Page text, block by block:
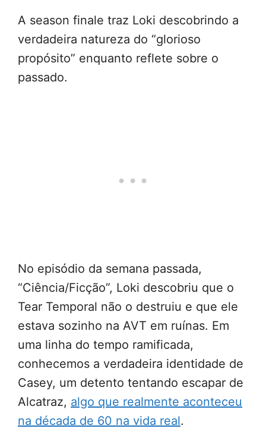
A season finale traz Loki descobrindo a
verdadeira natureza do “glorioso
propósito” enquanto reflete sobre o
passado.
No episódio da semana passada,
“Ciência/Ficção”, Loki descobriu que o
Tear Temporal não o destruiu e que ele
estava sozinho na AVT em ruínas. Em
uma linha do tempo ramificada,
conhecemos a verdadeira identidade de
Casey, um detento tentando escapar de
Alcatraz, algo que realmente aconteceu
na década de 60 na vida real.